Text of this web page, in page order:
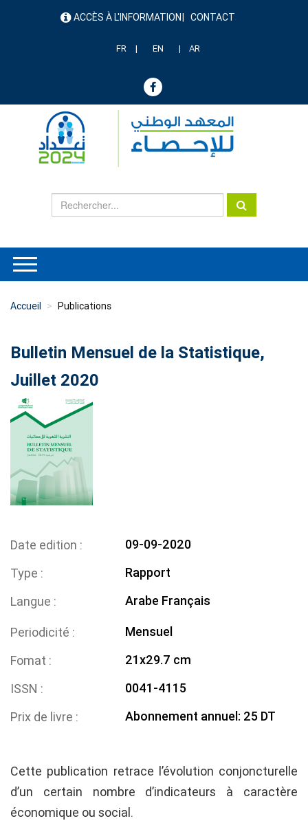
menu ACCÈS À L'INFORMATION CONTACT
FR EN AR
Accueil Publications
Bulletin Mensuel de la Statistique,
Juillet 2020
Date edition
09-09-2020
Type
Rapport
Langue
Arabe Français
Periodicité
Mensuel
Fomat
21x29.7 cm
ISSN
0041-4115
Prix de livre
Abonnement annuel: 25 DT
Cette publication retrace l’évolution conjoncturelle
d’un certain nombre d’indicateurs à caractère
économique ou social.